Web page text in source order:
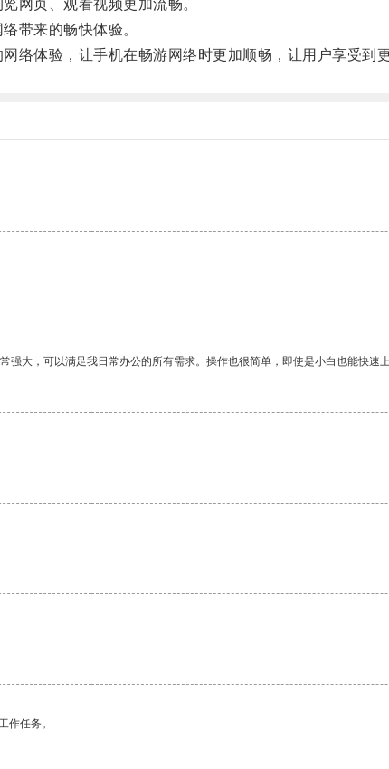
网页、观看视频更加流畅。
带来的畅快体验。
体验，让手机在畅游网络时更加顺畅，让用户享受到更
大，可以满足我日常办公的所有需求。操作也很简单，即使是小白也能快速上
作任务。